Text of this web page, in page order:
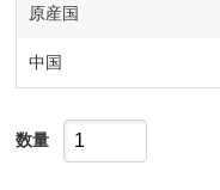
原産国
中国
数量